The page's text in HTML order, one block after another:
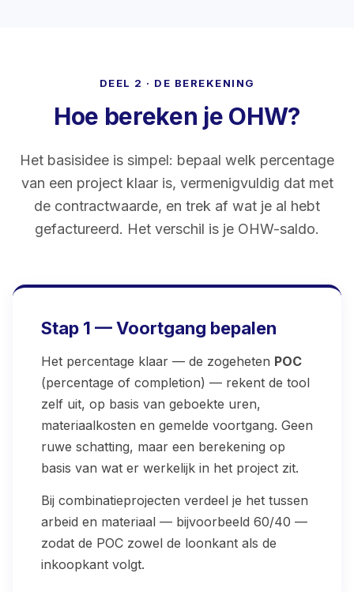
DEEL 2 · DE BEREKENING
Hoe bereken je OHW?
Het basisidee is simpel: bepaal welk percentage
van een project klaar is, vermenigvuldig dat met
de contractwaarde, en trek af wat je al hebt
gefactureerd. Het verschil is je OHW-saldo.
Stap 1 — Voortgang bepalen
Het percentage klaar — de zogeheten POC
(percentage of completion) — rekent de tool
zelf uit, op basis van geboekte uren,
materiaalkosten en gemelde voortgang. Geen
ruwe schatting, maar een berekening op
basis van wat er werkelijk in het project zit.
Bij combinatieprojecten verdeel je het tussen
arbeid en materiaal — bijvoorbeeld 60/40 —
zodat de POC zowel de loonkant als de
inkoopkant volgt.